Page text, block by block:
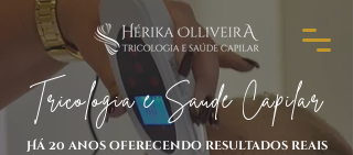
Tricologia e Saúde Capilar
Há 20 anos oferecendo resultados reais